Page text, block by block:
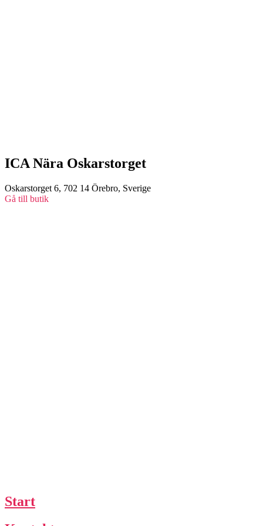
ICA Nära Oskarstorget
Oskarstorget 6, 702 14 Örebro, Sverige
Gå till butik
Start